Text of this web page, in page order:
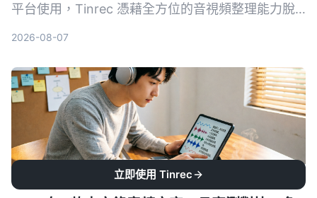
平台使用，Tinrec 憑藉全方位的音視頻整理能力脫
2026-08-07
立即使用 Tinrec